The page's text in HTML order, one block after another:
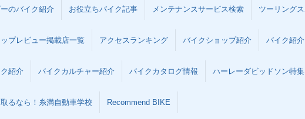
のバイク紹介 お役立ちバイク記事 メンテナンスサービス検索 ツーリング
プレビュー掲載店一覧 アクセスランキング バイクショップ紹介 バイク紹介
紹介 バイクカルチャー紹介 バイクカタログ情報 ハーレーダビッドソン特集
るなら！糸満自動車学校 Recommend BIKE